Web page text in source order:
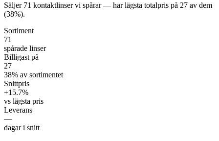
Säljer 71 kontaktlinser vi spårar — har lägsta totalpris på 27 av dem
(38%).
Sortiment
71
spårade linser
Billigast på
27
38% av sortimentet
Snittpris
+15.7%
vs lägsta pris
Leverans
—
dagar i snitt